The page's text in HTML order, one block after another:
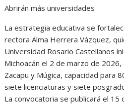
Abrirán más universidades
La estrategia educativa se
rectora Alma Herrera Vázquez,
Universidad Rosario Castellanos
Michoacán el 2 de marzo de
Zacapu y Múgica, capacidad para
siete licenciaturas y siete
La convocatoria se publicará el 15